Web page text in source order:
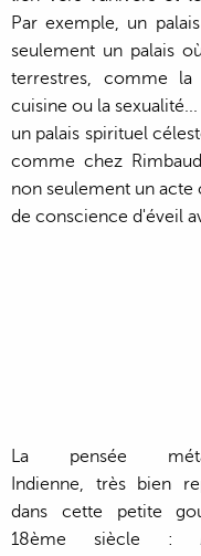
Par exemple, un
seulement un palais
terrestres, comme
cuisine ou la
un palais spirituel
comme chez
non seulement un
de conscience d'éveil
La pensée
Indienne, très bien
dans cette petite
18ème siècle :